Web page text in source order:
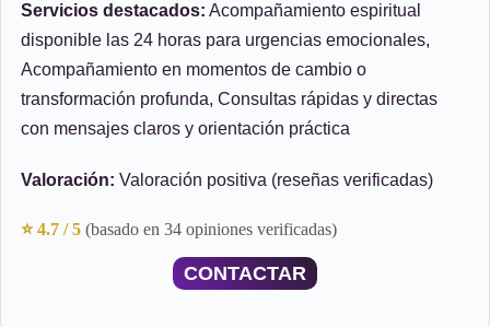
Servicios destacados: Acompañamiento espiritual
disponible las 24 horas para urgencias emocionales,
Acompañamiento en momentos de cambio o
transformación profunda, Consultas rápidas y directas
con mensajes claros y orientación práctica
Valoración: Valoración positiva (reseñas verificadas)
⭐ 4.7 / 5 (basado en 34 opiniones verificadas)
CONTACTAR